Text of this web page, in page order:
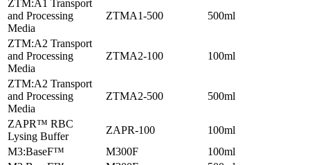
ZTM:A1 Transport
and Processing
Media
ZTMA1-500 500ml
ZTM:A2 Transport
and Processing
Media
ZTMA2-100 100ml
ZTM:A2 Transport
and Processing
Media
ZTMA2-500 500ml
ZAPR™ RBC
Lysing Buffer
ZAPR-100
100ml
M3:BaseF™
M300F
100ml